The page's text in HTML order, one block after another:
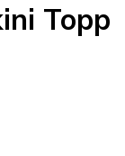
Topp